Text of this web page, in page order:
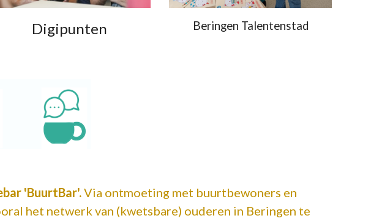
Digipunten Beringen Talentenstad
'BuurtBar'.Via ontmoeting met buurtbewoners en
het netwerk van (kwetsbare) ouderen in Beringen te